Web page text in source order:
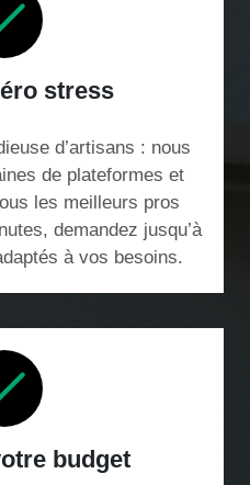
stress
d’artisans : nous
de plateformes et
les meilleurs pros
demandez jusqu’à
à vos besoins.
budget